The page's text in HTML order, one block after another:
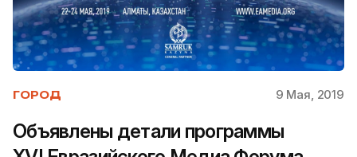
ГОРОД 9 Мая, 2019
Объявлены детали программы